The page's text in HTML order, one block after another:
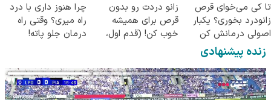
تا کی می‌خوای قرص
زانودرد بخوری؟ یکبار
اصولی درمانش کن
زانو دردت رو بدون
قرص برای همیشه
خوب کن! (قدم اول،
چرا هنوز داری با درد
راه میری؟ وقتی راه
درمان جلو پاته!
زنده پیشنهادی